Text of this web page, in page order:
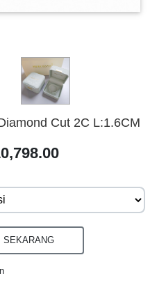
Cut 2C L:1.6CM
SEKARANG